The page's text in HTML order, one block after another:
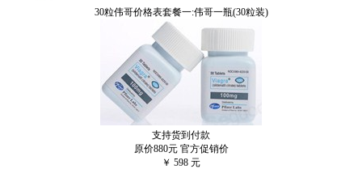
30粒伟哥价格表套餐一:伟哥一瓶(30粒装)
支持货到付款
原价880元 官方促销价
￥ 598 元